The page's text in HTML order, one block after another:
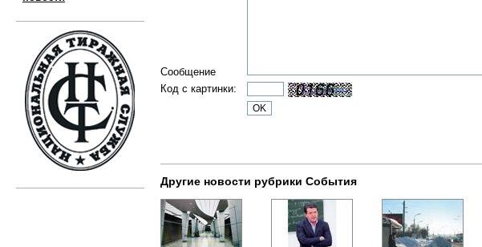
Сообщение
Код с картинки:
Другие новости рубрики События